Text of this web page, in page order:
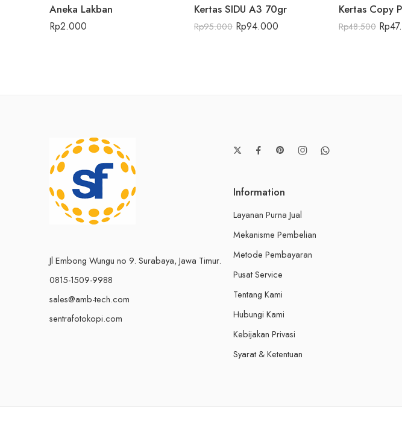
Aneka Lakban
Rp2.000
Kertas SIDU A3 70gr
Rp95.000 Rp94.000
Kertas Copy
Rp48.500 Rp
Jl Embong Wungu no 9. Surabaya, Jawa Timur.
0815-1509-9988
sales@amb-tech.com
sentrafotokopi.com
Information
Layanan Purna Jual
Mekanisme Pembelian
Metode Pembayaran
Pusat Service
Tentang Kami
Hubungi Kami
Kebijakan Privasi
Syarat & Ketentuan